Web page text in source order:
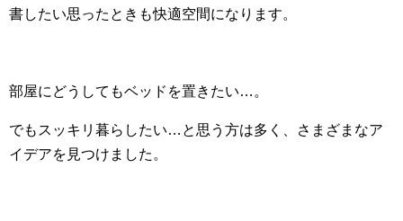
書したい思ったときも快適空間になります。
部屋にどうしてもベッドを置きたい…。
でもスッキリ暮らしたい…と思う方は多く、さまざまなア
イデアを見つけました。